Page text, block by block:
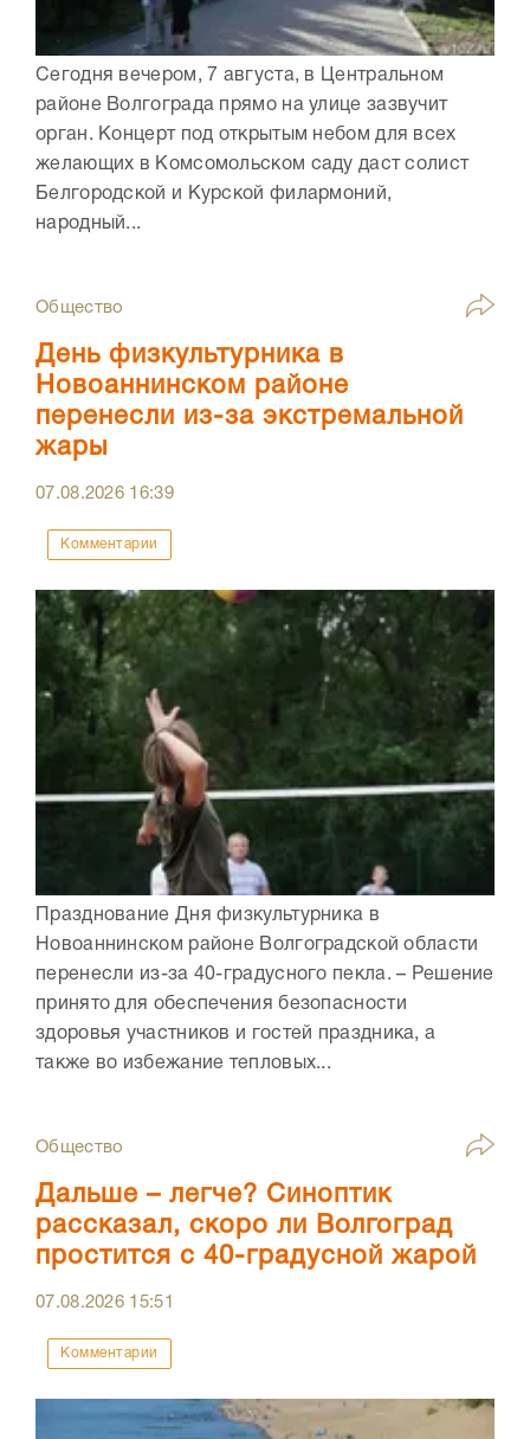
Сегодня вечером, 7 августа, в Центральном
районе Волгограда прямо на улице зазвучит
орган. Концерт под открытым небом для всех
желающих в Комсомольском саду даст солист
Белгородской и Курской филармоний,
народный...
Общество
День физкультурника в
Новоаннинском районе
перенесли из-за экстремальной
жары
07.08.2026 16:39
Комментарии
Празднование Дня физкультурника в
Новоаннинском районе Волгоградской области
перенесли из-за 40-градусного пекла. – Решение
принято для обеспечения безопасности
здоровья участников и гостей праздника, а
также во избежание тепловых...
Общество
Дальше – легче? Синоптик
рассказал, скоро ли Волгоград
простится с 40-градусной жарой
07.08.2026 15:51
Комментарии